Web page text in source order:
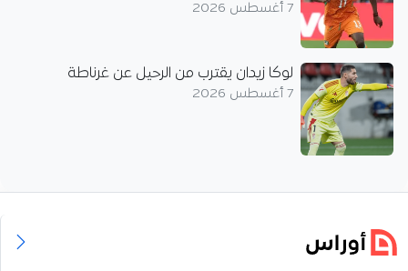
7 أغسطس 2026
لوكا زيدان يقترب من الرحيل عن غرناطة
7 أغسطس 2026